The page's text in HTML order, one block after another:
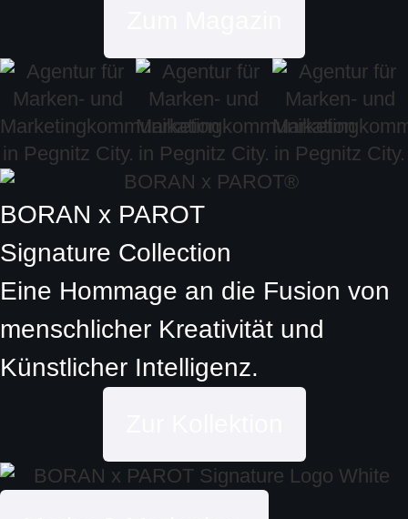
BORAN x PAROT
Signature Collection
Eine Hommage an die Fusion von
menschlicher Kreativität und
Künstlicher Intelligenz.